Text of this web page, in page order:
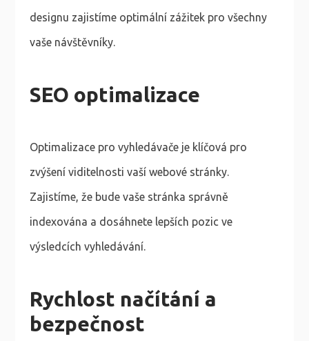
designu zajistíme optimální zážitek pro všechny
vaše návštěvníky.
SEO optimalizace
Optimalizace pro vyhledávače je klíčová pro
zvýšení viditelnosti vaší webové stránky.
Zajistíme, že bude vaše stránka správně
indexována a dosáhnete lepších pozic ve
výsledcích vyhledávání.
Rychlost načítání a
bezpečnost